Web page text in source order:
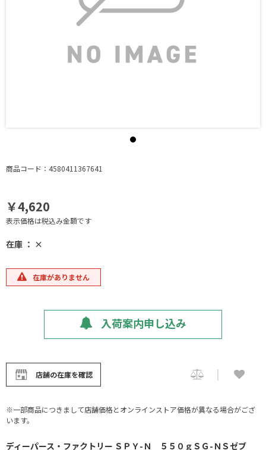
商品コード：4580411367641
￥4,620
表示価格は税込み金額です
在庫 ： ×
在庫がありません
入荷案内申し込み
店舗の在庫を確認
※一部商品につきまして店舗価格とオンラインストア価格が異なる場合がござ
います。
ディーパース・ファクトリー ＳＰＹ-Ｎ ５５０ｇＳＧ-ＮＳゼブ